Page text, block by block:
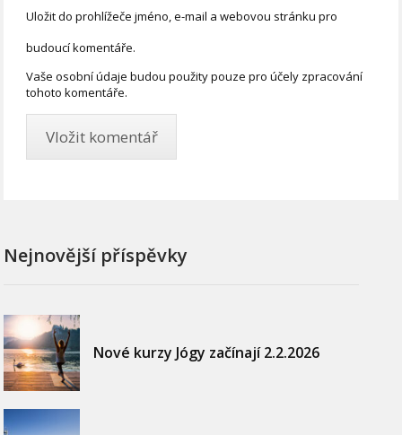
Uložit do prohlížeče jméno, e-mail a webovou stránku pro
budoucí komentáře.
Vaše osobní údaje budou použity pouze pro účely zpracování
tohoto komentáře.
Nejnovější příspěvky
Nové kurzy Jógy začínají 2.2.2026